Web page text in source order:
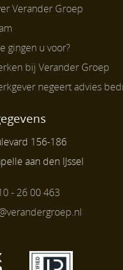
Verander Groep
gingen u voor?
bij Verander Groep
negeert advies
156-186
aan den IJssel
- 26 00 463